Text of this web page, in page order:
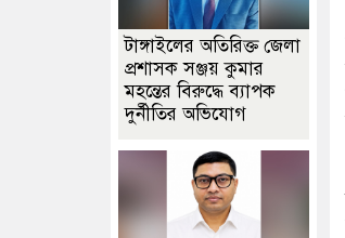
টাঙ্গাইলের অতিরিক্ত জেলা
প্রশাসক সঞ্জয় কুমার
মহন্তের বিরুদ্ধে ব্যাপক
দুর্নীতির অভিযোগ